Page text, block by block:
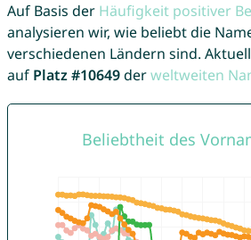
Auf Basis der Häufigkeit positiver
analysieren wir, wie beliebt die
verschiedenen Ländern sind.
auf Platz #10649derweltweiten